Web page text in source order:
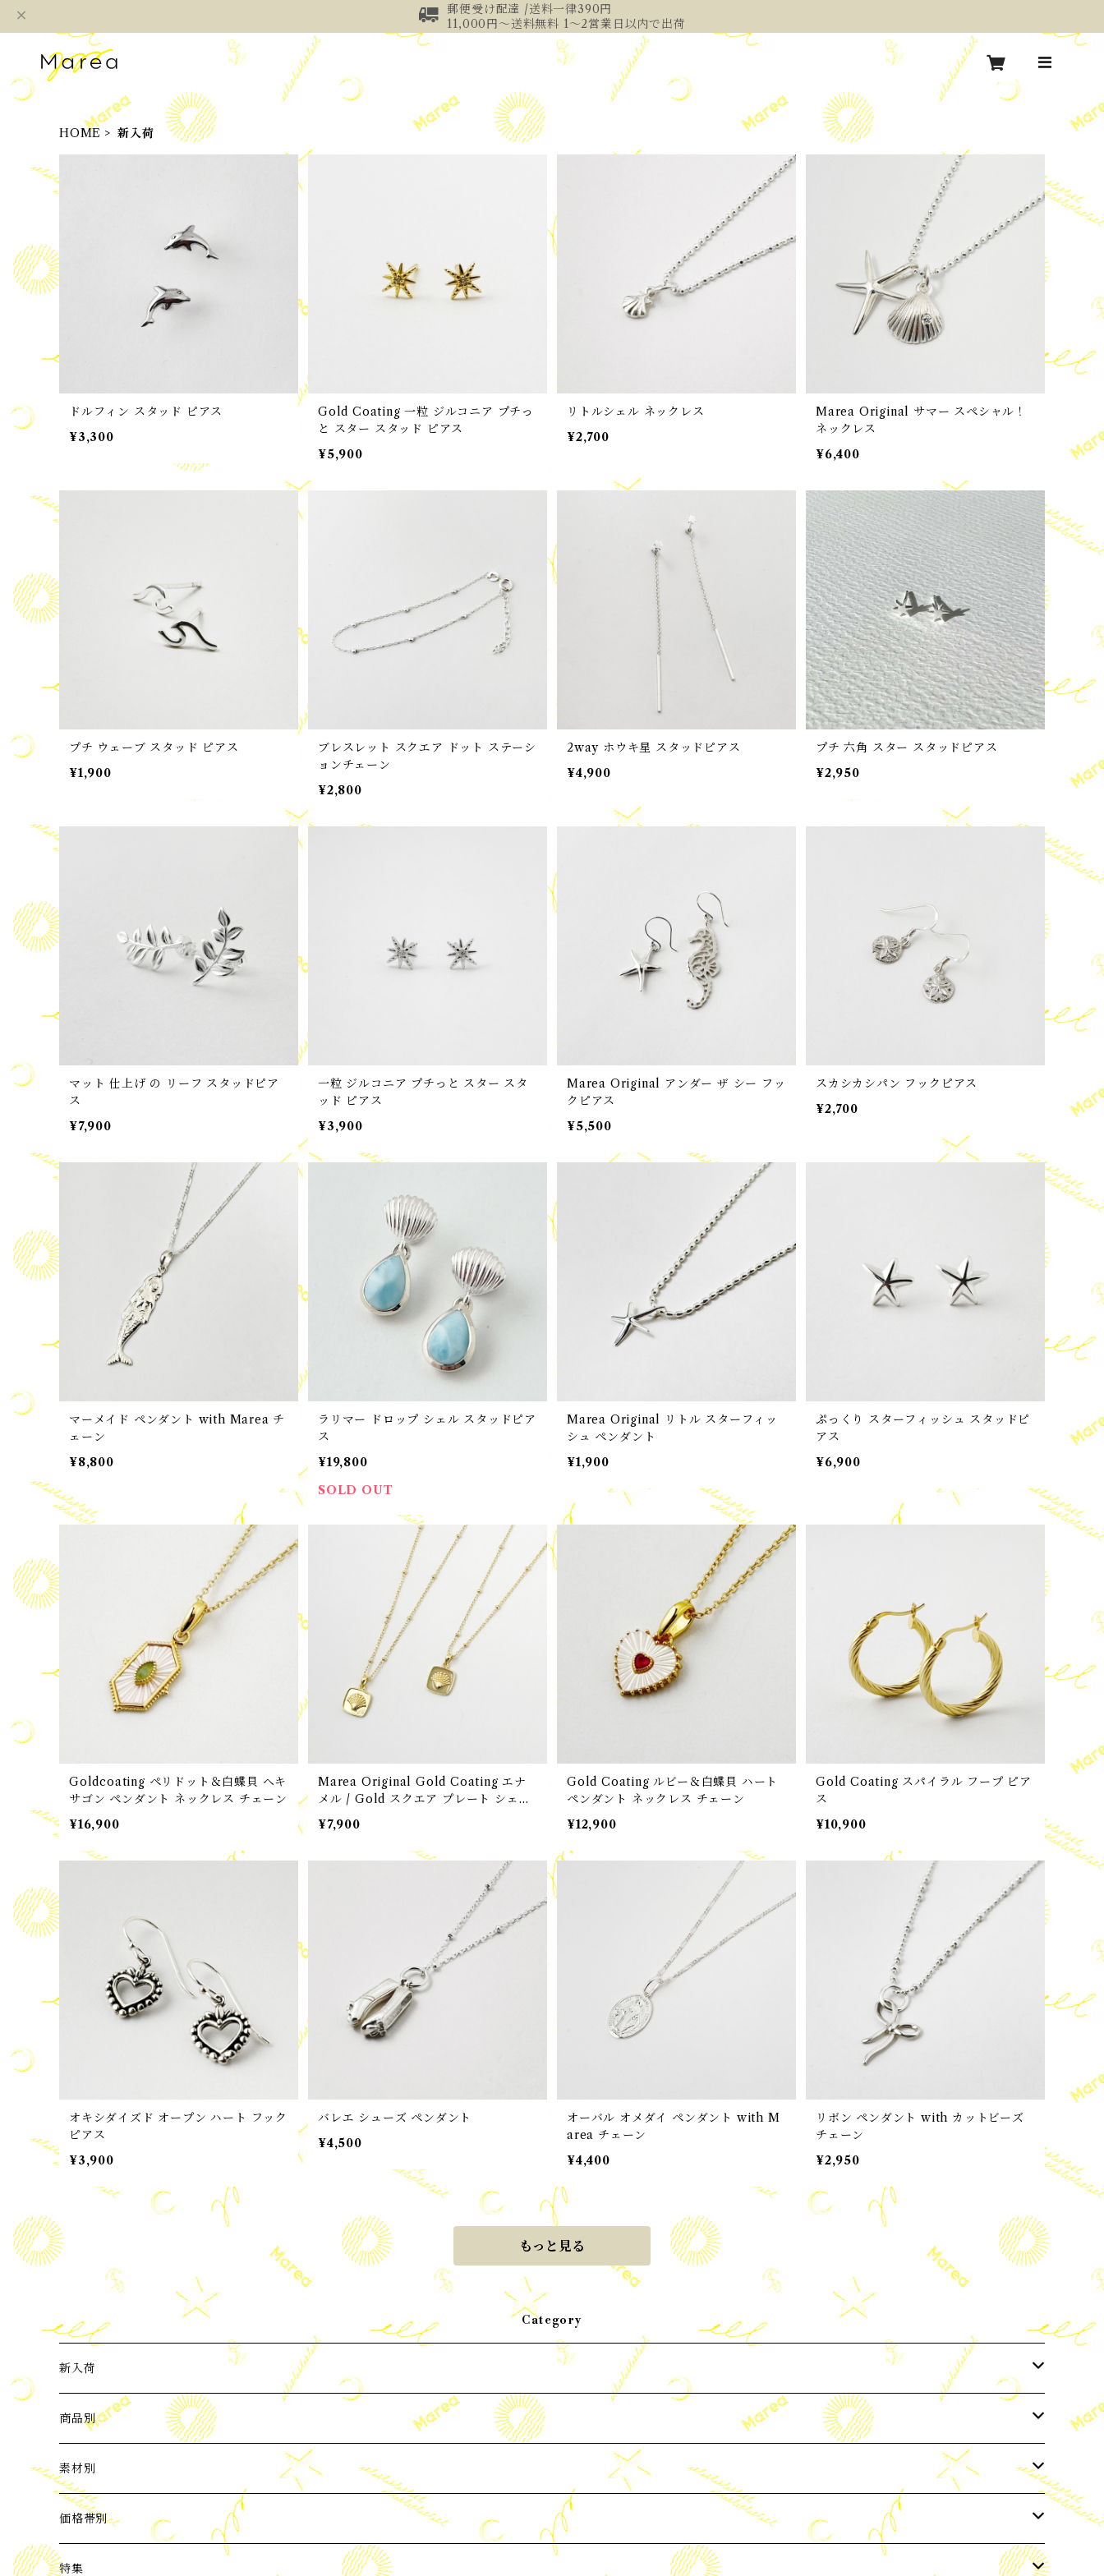
郵便受け配達 /送料一律390円
11,000円～送料無料 1～2営業日以内で出荷
HOME 新入荷
ドルフィン スタッド ピアス
¥3,300
Gold Coating 一粒 ジルコニア プチっ
と スター スタッド ピアス
¥5,900
リトルシェル ネックレス
¥2,700
Marea Original サマー スペシャル！
ネックレス
¥6,400
プチ ウェーブ スタッド ピアス
¥1,900
ブレスレット スクエア ドット ステーシ
ョンチェーン
¥2,800
2way ホウキ星 スタッドピアス
¥4,900
プチ 六角 スター スタッドピアス
¥2,950
マット 仕上げ の リーフ スタッドピア
ス
¥7,900
一粒 ジルコニア プチっと スター スタ
ッド ピアス
¥3,900
Marea Original アンダー ザ シー フッ
クピアス
¥5,500
スカシカシパン フックピアス
¥2,700
マーメイド ペンダント with Marea チ
ェーン
¥8,800
ラリマー ドロップ シェル スタッドピア
ス
¥19,800
SOLD OUT
Marea Original リトル スターフィッ
シュ ペンダント
¥1,900
ぷっくり スターフィッシュ スタッドピ
アス
¥6,900
Goldcoating ペリドット＆白蝶貝 ヘキ
サゴン ペンダント ネックレス チェーン
¥16,900
Marea Original Gold Coating エナ
メル / Gold スクエア プレート シェル
トップ
¥7,900
Gold Coating ルビー＆白蝶貝 ハート
ペンダント ネックレス チェーン
¥12,900
Gold Coating スパイラル フープ ピア
ス
¥10,900
オキシダイズド オープン ハート フック
ピアス
¥3,900
バレエ シューズ ペンダント
¥4,500
オーバル オメダイ ペンダント with M
area チェーン
¥4,400
リボン ペンダント with カットビーズ
チェーン
¥2,950
もっと見る
Category
新入荷
2024年3月新入荷
2024年4月新入荷
2024年5月新入荷
2024年6月新入荷
商品別
ピアス
イヤーカフ
ネックレス
素材別
パール
バロックパール
天然石
価格帯別
3,000円以下
特集